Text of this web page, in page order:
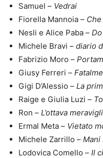
Samuel – Vedrai
Fiorella Mannoia –
Nesli e Alice Paba –
Michele Bravi – diario
Fabrizio Moro –
Giusy Ferreri –
Gigi D’Alessio – La
Raige e Giulia Luzi –
Ron – L’ottava
Ermal Meta – Vietato
Michele Zarrillo – Mani
Lodovica Comello – Il